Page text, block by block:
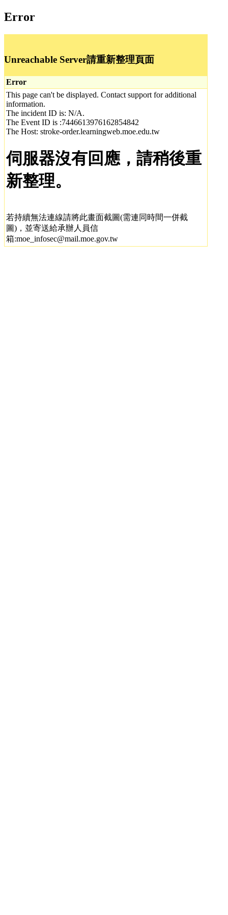
Error
Unreachable Server請重新整理頁面
Error
This page can't be displayed. Contact support for additional
information.
The incident ID is: N/A.
The Event ID is :7446613976162854842
The Host: stroke-order.learningweb.moe.edu.tw
伺服器沒有回應，請稍後重
新整理。
若持續無法連線請將此畫面截圖(需連同時間一併截
圖)，並寄送給承辦人員信
箱:moe_infosec@mail.moe.gov.tw